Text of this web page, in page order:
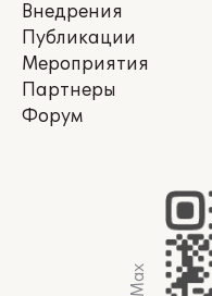
Внедрения
Публикации
Мероприятия
Партнеры
Форум